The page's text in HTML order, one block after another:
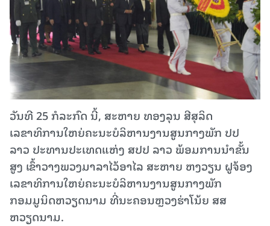
ວັນທີ 25 ກໍລະກົດ ນີ້,​ ສະຫາຍ ທອງລຸນ ສີສຸລິດ
ເລຂາທິການໃຫຍ່ຄະນະບໍລິຫານງານສູນກາງພັກ ປປ
ລາວ ປະທານປະເທດແຫ່ງ ສປປ ລາວ ພ້ອມການນຳຂັ້ນ
ສູງ ເຂົ້າວາງພວງມາລາໄວ້ອາໄລ ສະຫາຍ ຫງວຽນ ຝູຈ້ອງ
ເລຂາທິການໃຫຍ່ຄະນະບໍລິຫານງານສູນກາງພັກ
ກອມມູນິດຫວຽດນາມ ທີ່ນະຄອນຫຼວງຮ່າໂນ້ຍ ສສ
ຫວຽດນາມ.